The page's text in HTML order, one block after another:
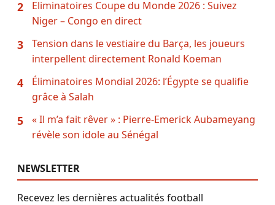
2
Eliminatoires Coupe du Monde 2026 : Suivez
Niger – Congo en direct
3
Tension dans le vestiaire du Barça, les joueurs
interpellent directement Ronald Koeman
4
Éliminatoires Mondial 2026: l’Égypte se qualifie
grâce à Salah
5
« Il m’a fait rêver » : Pierre-Emerick Aubameyang
révèle son idole au Sénégal
NEWSLETTER
Recevez les dernières actualités football